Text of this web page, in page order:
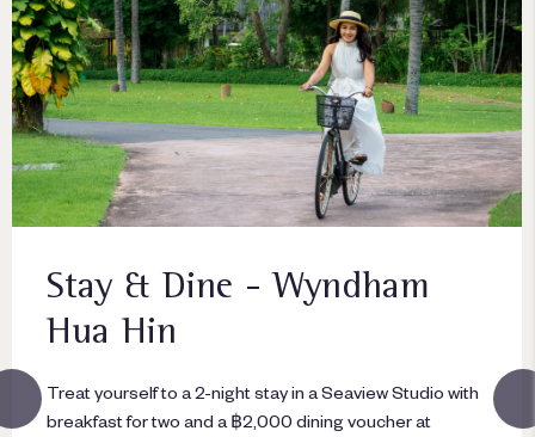
Stay & Dine - Wyndham
Hua Hin
Treat yourself to a 2-night stay in a Seaview Studio with
breakfast for two and a ฿2,000 dining voucher at